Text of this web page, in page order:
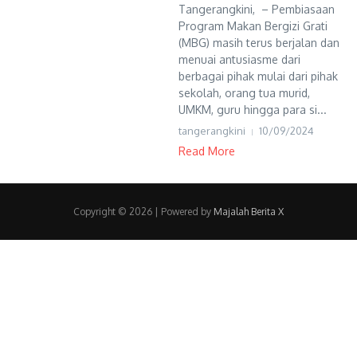
Tangerangkini, – Pembiasaan
Program Makan Bergizi Grati
(MBG) masih terus berjalan dan
menuai antusiasme dari
berbagai pihak mulai dari pihak
sekolah, orang tua murid,
UMKM, guru hingga para si...
tangerangkini 10/09/2024
Read More
Copyright © 2026 | Powered by Majalah Berita X